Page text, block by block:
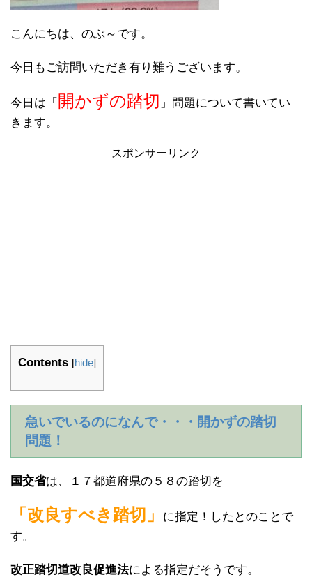
こんにちは、のぶ～です。
今日もご訪問いただき有り難うございます。
今日は「 開かずの踏切 」問題について書いてい
きます。
スポンサーリンク
Contents [hide]
急いでいるのになんで・・・開かずの踏切
問題！
国交省は、１７都道府県の５８の踏切を
「改良すべき踏切」
に指定！したとのことで
す。
改正踏切道改良促進法による指定だそうです。